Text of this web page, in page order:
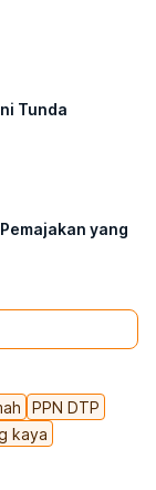
PPN DTP
kaya
Tunda
yang